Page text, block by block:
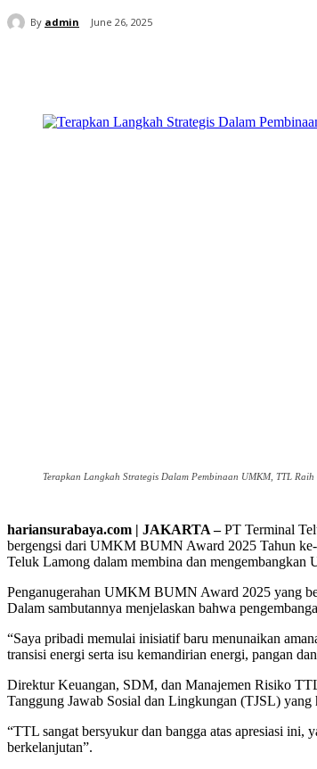
By admin June 26, 2025
Terapkan Langkah Strategis Dalam Pembinaan UMKM, TTL
hariansurabaya.com | JAKARTA –PT Terminal
bergengsi dari UMKM BUMN Award 2025 Tahun
Teluk Lamong dalam membina dan
Penganugerahan UMKM BUMN Award 2025 yang
Dalam sambutannya menjelaskan bahwa
“Saya pribadi memulai inisiatif baru menunaikan
transisi energi serta isu kemandirian energi, pangan
Direktur Keuangan, SDM, dan Manajemen Risiko
Tanggung Jawab Sosial dan Lingkungan (TJSL) yang
“TTL sangat bersyukur dan bangga atas apresiasi
berkelanjutan”.